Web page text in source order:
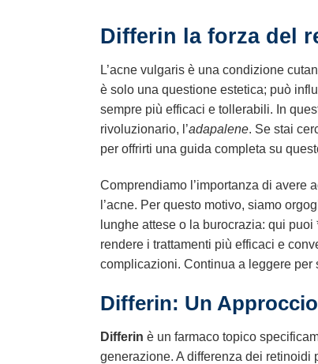
Differin la forza del
L’acne vulgaris è una condizione
è solo una questione estetica; può
sempre più efficaci e tollerabili. In
rivoluzionario, l’adapalene. Se stai
per offrirti una guida completa su
Comprendiamo l’importanza di avere
l’acne. Per questo motivo, siamo
lunghe attese o la burocrazia: qui
rendere i trattamenti più efficaci e
complicazioni. Continua a leggere per
Differin: Un
Differin è un farmaco topico
generazione. A differenza dei retinoidi